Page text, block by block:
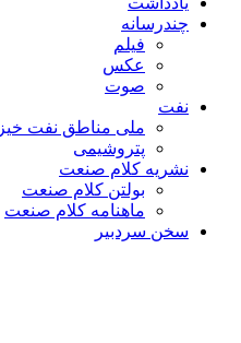
چندرسانه
فیلم
عکس
صوت
نفت
ملی مناطق نفت خیز
پتروشیمی
نشریه کلام صنعت
بولتن کلام صنعت
ماهنامه کلام صنعت
سخن سردبیر